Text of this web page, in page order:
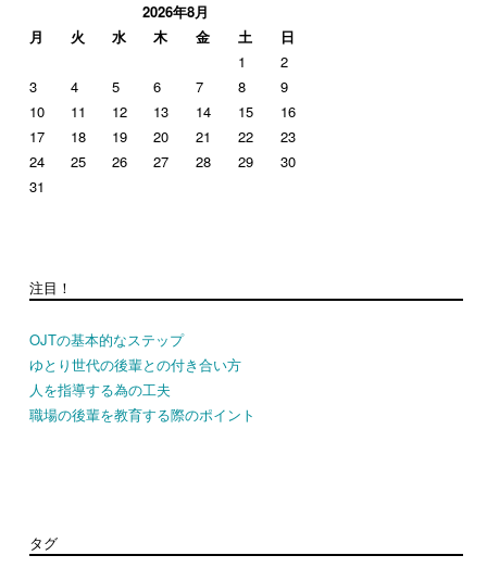
2026年8月
月
火 水 木 金 土
日
1
2
3
4 5 6 7 8
9
10
11 12 13 14 15
16
17
18 19 20 21 22
23
24
25 26 27 28 29
30
31
注目！
OJTの基本的なステップ
ゆとり世代の後輩との付き合い方
人を指導する為の工夫
職場の後輩を教育する際のポイント
タグ